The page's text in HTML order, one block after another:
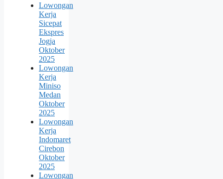
Lowongan
Kerja
Sicepat
Ekspres
Jogja
Oktober
2025
Lowongan
Kerja
Miniso
Medan
Oktober
2025
Lowongan
Kerja
Indomaret
Cirebon
Oktober
2025
Lowongan